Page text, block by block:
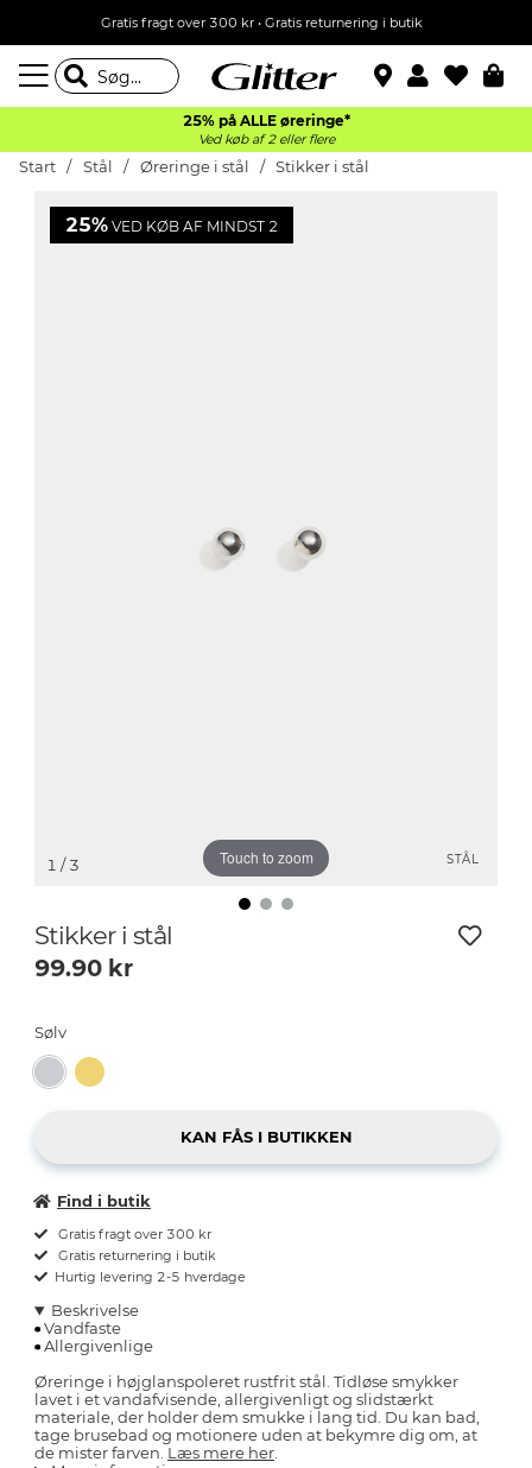
Gratis fragt over 300 kr • Gratis returnering i butik
25% på ALLE øreringe*
Ved køb af 2 eller flere
Start Stål Øreringe i stål Stikker i stål
25% VED KØB AF MINDST 2
STÅL
Touch to zoom
1 / 3
Stikker i stål
99.90 kr
Sølv
Find i butik
Gratis fragt over 300 kr
Gratis returnering i butik
Hurtig levering 2-5 hverdage
Beskrivelse
Vandfaste
Allergivenlige
Øreringe i højglanspoleret rustfrit stål. Tidløse smykker
lavet i et vandafvisende, allergivenligt og slidstærkt
materiale, der holder dem smukke i lang tid. Du kan bad,
tage brusebad og motionere uden at bekymre dig om, at
de mister farven. Læs mere her